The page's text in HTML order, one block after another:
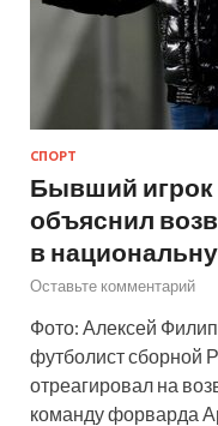
СПОРТ
Бывший игрок
объяснил
в
Оставьте комментарий
Фото: Алексей
футболист сборной
отреагировал на
команду форварда